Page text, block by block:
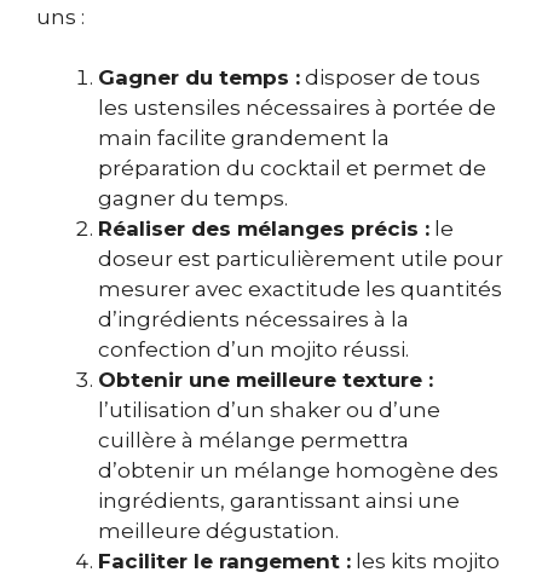
uns :
Gagner du temps : disposer de tous
les ustensiles nécessaires à portée de
main facilite grandement la
préparation du cocktail et permet de
gagner du temps.
Réaliser des mélanges précis : le
doseur est particulièrement utile pour
mesurer avec exactitude les quantités
d’ingrédients nécessaires à la
confection d’un mojito réussi.
Obtenir une meilleure texture :
l’utilisation d’un shaker ou d’une
cuillère à mélange permettra
d’obtenir un mélange homogène des
ingrédients, garantissant ainsi une
meilleure dégustation.
Faciliter le rangement : les kits mojito